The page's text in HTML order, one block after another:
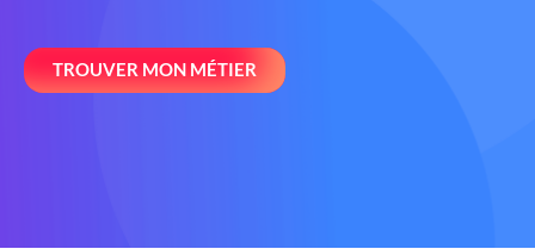
TROUVER MON MÉTIER